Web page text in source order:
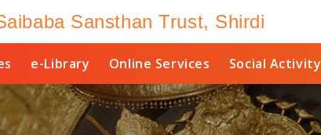
Sansthan Trust, Shirdi
e-Library Online Services Social Activity